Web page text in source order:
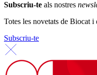
Subscriu-te als nostres
Totes les novetats de Biocat i
Subscriu-te